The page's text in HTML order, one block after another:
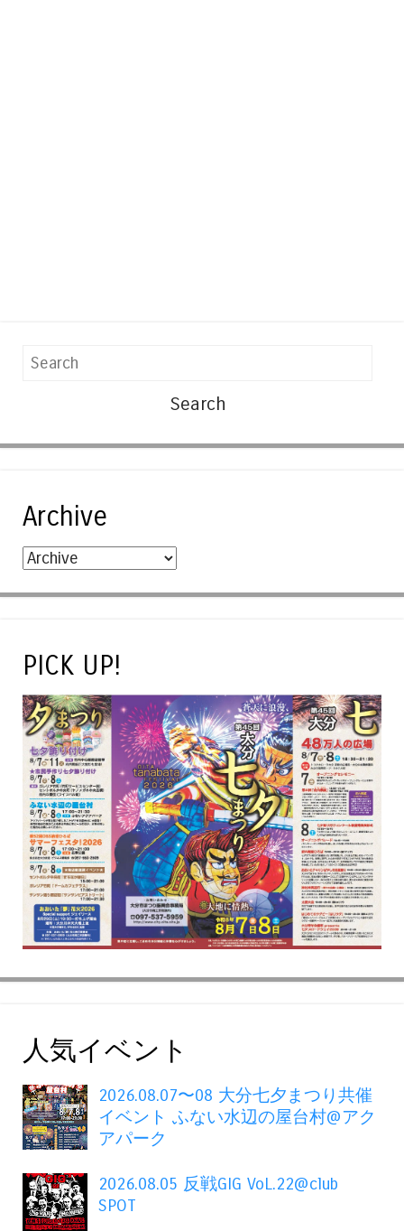
Search
Archive
PICK UP!
人気イベント
2026.08.07〜08 大分七夕まつり共催
イベント ふない水辺の屋台村@アク
アパーク
2026.08.05 反戦GIG VoL.22@club
SPOT